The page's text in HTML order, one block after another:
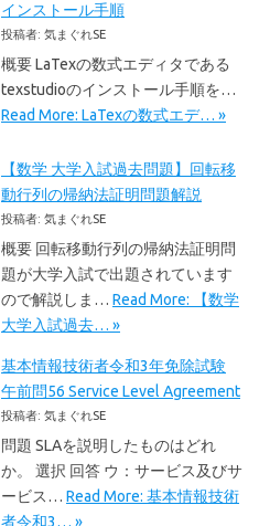
インストール手順
投稿者: 気まぐれSE
概要 LaTexの数式エディタである
texstudioのインストール手順を…
Read More: LaTexの数式エデ… »
【数学 大学入試過去問題】回転移
動行列の帰納法証明問題解説
投稿者: 気まぐれSE
概要 回転移動行列の帰納法証明問
題が大学入試で出題されています
ので解説しま… Read More: 【数学
大学入試過去… »
基本情報技術者令和3年免除試験
午前問56 Service Level Agreement
投稿者: 気まぐれSE
問題 SLAを説明したものはどれ
か。 選択 回答 ウ：サービス及びサ
ービス… Read More: 基本情報技術
者令和3… »